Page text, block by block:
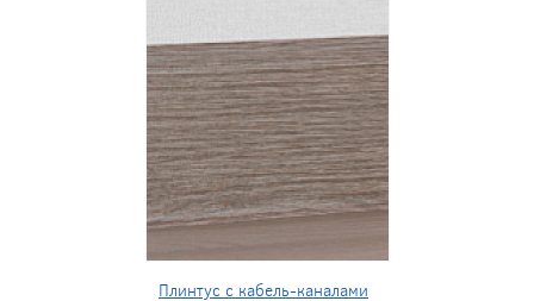
Плинтус с кабель-каналами